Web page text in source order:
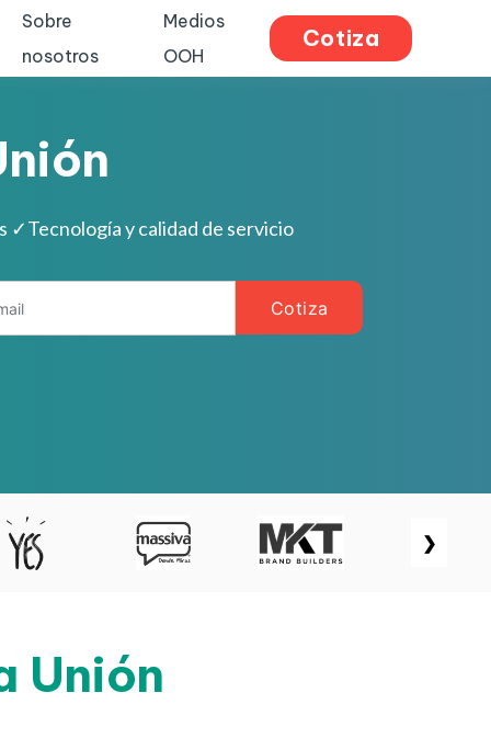
Sobre
nosotros
Medios
OOH
Cotiza
✓Tecnología y calidad de servicio
Cotiza
❯
Unión